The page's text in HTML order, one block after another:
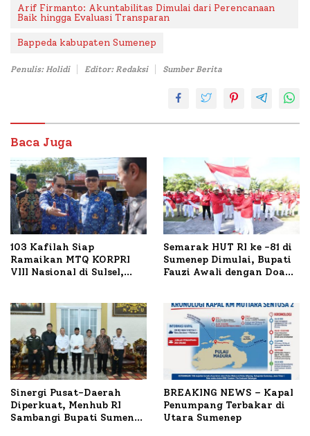
Arif Firmanto: Akuntabilitas Dimulai dari Perencanaan
Baik hingga Evaluasi Transparan
Bappeda kabupaten Sumenep
Penulis: Holidi Editor: Redaksi Sumber Berita
Baca Juga
103 Kafilah Siap
Ramaikan MTQ KORPRI
VIII Nasional di Sulsel,
Semarak HUT RI ke -81 di
Sumenep Dimulai, Bupati
Fauzi Awali dengan Doa
Sinergi Pusat-Daerah
Diperkuat, Menhub RI
Sambangi Bupati Sumenep
BREAKING NEWS – Kapal
Penumpang Terbakar di
Utara Sumenep